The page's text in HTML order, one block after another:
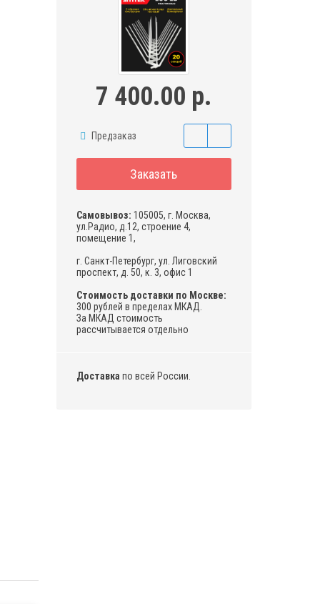
7 400.00 р.
Предзаказ
Заказать
Самовывоз: 105005, г. Москва,
ул.Радио, д.12, строение 4,
помещение 1,
г. Санкт-Петербург, ул. Лиговский
проспект, д. 50, к. 3, офис 1
Стоимость доставки по Москве:
300 рублей в пределах МКАД.
За МКАД стоимость
рассчитывается отдельно
Доставка по всей России.